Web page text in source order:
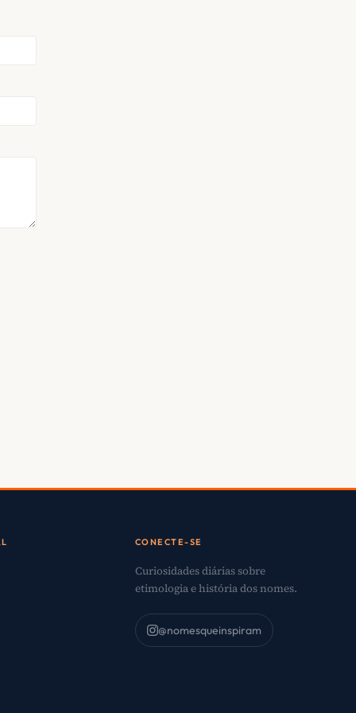
CONECTE-SE
Curiosidades diárias sobre
etimologia e história dos nomes.
@nomesqueinspiram